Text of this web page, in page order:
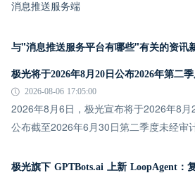
消息推送服务端
与"消息推送服务平台有哪些"有关的资讯
极光将于2026年8月20日公布2026年第二
2026-08-06 17:05:00
2026年8月6日，极光宣布将于2026年8
公布截至2026年6月30日第二季度未经审